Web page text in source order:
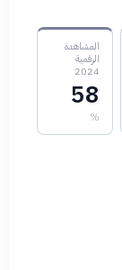
المشاهدة
الرقمية
2024
58
%